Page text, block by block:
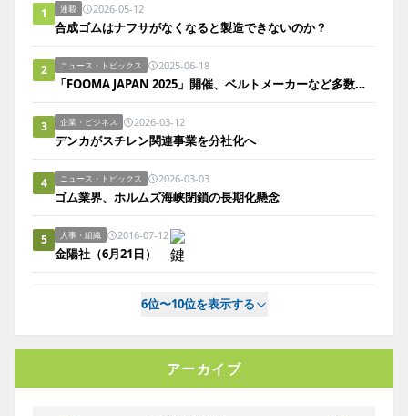
1 連載 2026-05-12
合成ゴムはナフサがなくなると製造できないのか？
2 ニュース・トピックス 2025-06-18
「FOOMA JAPAN 2025」開催、ベルトメーカーなど多数出展
3 企業・ビジネス 2026-03-12
デンカがスチレン関連事業を分社化へ
4 ニュース・トピックス 2026-03-03
ゴム業界、ホルムズ海峡閉鎖の長期化懸念
5 人事・組織 2016-07-12
金陽社（6月21日）
6位〜10位を表示する
アーカイブ